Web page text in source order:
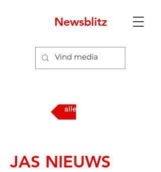
Newsblitz
alle media
JAS NIEUWS